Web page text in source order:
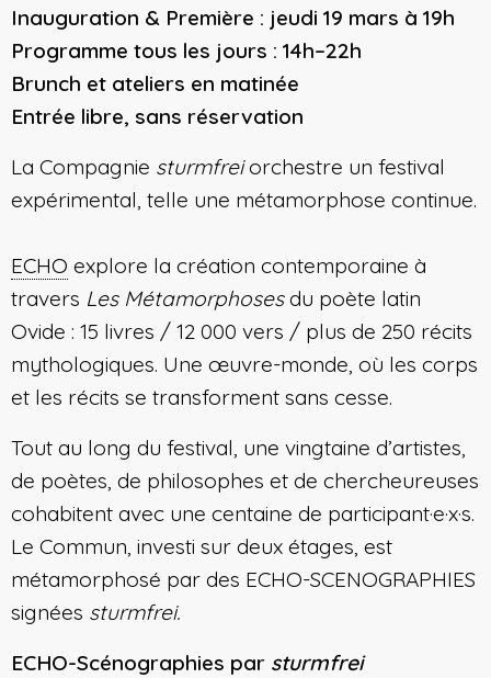
Inauguration & Première : jeudi 19 mars à 19h
Programme tous les jours : 14h–22h
Brunch et ateliers en matinée
Entrée libre, sans réservation
La Compagnie sturmfreiorchestre un festival
expérimental, telle une métamorphose continue.
ECHO explore la création contemporaine à
travers Les Métamorphosesdu poète latin
Ovide : 15 livres / 12 000 vers / plus de 250 récits
mythologiques. Une œuvre-monde, où les corps
et les récits se transforment sans cesse.
Tout au long du festival, une vingtaine d’artistes,
de poètes, de philosophes et de chercheureuses
cohabitent avec une centaine de participant·e·x·s.
Le Commun, investi sur deux étages, est
métamorphosé par des ECHO-SCENOGRAPHIES
signées sturmfrei.
ECHO-Scénographies par sturmfrei